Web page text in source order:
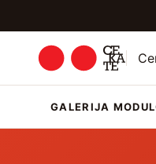
GALERIJA